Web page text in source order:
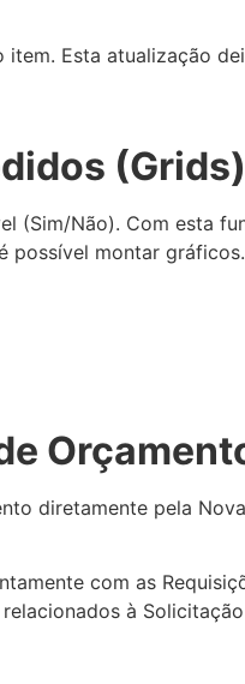
Esta atualização
(Grids)
(Sim/Não). Com esta
possível montar gráficos.
diretamente pela
com as
à